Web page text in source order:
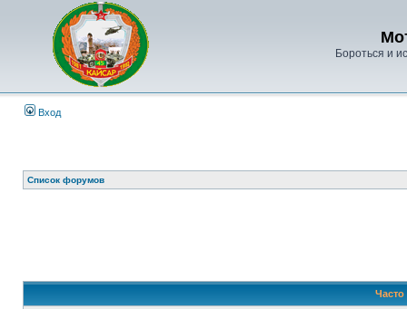
Бороться и
Вход
Список форумов